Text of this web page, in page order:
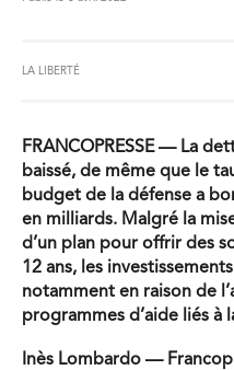
LA LIBERTÉ
FRANCOPRESSE — La
baissé, de même que le
budget de la défense a
en milliards. Malgré la
d’un plan pour offrir des
12 ans, les
notamment en raison de
programmes d’aide liés à
Inès Lombardo —